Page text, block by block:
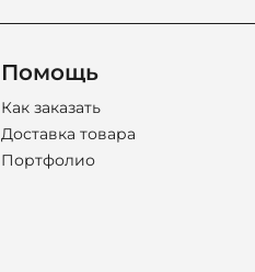
Помощь
Как заказать
Доставка товара
Портфолио